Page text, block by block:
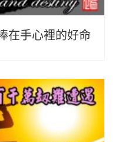
在手心裡的好命